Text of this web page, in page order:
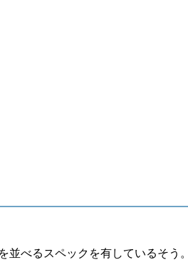
べるスペックを有しているそう。